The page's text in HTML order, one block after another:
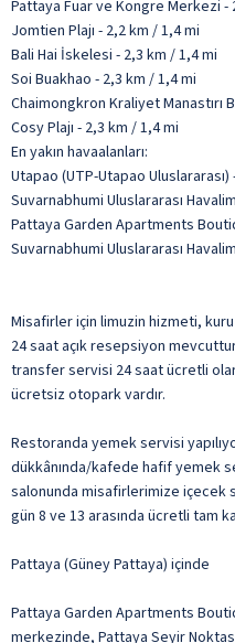
Pattaya Fuar ve Kongre Merkezi -
Jomtien Plajı - 2,2 km / 1,4 mi
Bali Hai İskelesi - 2,3 km / 1,4 mi
Soi Buakhao - 2,3 km / 1,4 mi
Chaimongkron Kraliyet Manastırı
Cosy Plajı - 2,3 km / 1,4 mi
En yakın havaalanları:
Utapao (UTP-Utapao
Suvarnabhumi Uluslararası
Pattaya Garden Apartments
Suvarnabhumi Uluslararası
Misafirler için limuzin hizmeti,
24 saat açık resepsiyon
transfer servisi 24 saat ücretli
ücretsiz otopark vardır.
Restoranda yemek servisi
dükkânında/kafede hafif yemek
salonunda misafirlerimize içecek
gün 8 ve 13 arasında ücretli tam
Pattaya (Güney Pattaya) içinde
Pattaya Garden Apartments
merkezinde, Pattaya Seyir